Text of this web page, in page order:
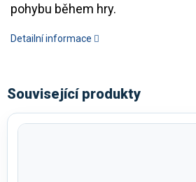
pohybu během hry.
Detailní informace
Související produkty